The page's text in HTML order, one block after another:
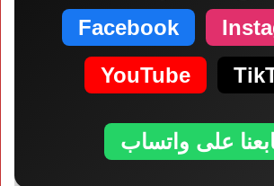
Facebook
YouTube
على واتساب